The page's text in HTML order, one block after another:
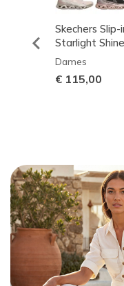
Skechers
Starlight Shine
Dames
€ 115,00